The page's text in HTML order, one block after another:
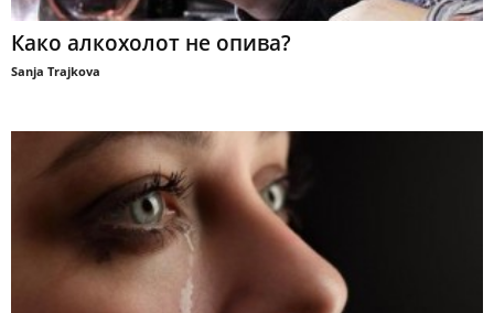
Како алкохолот не опива?
Sanja Trajkova